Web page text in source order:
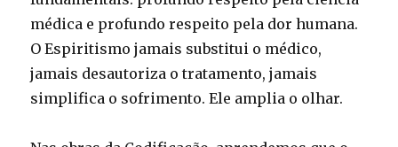
médica e profundo respeito pela dor humana.
O Espiritismo jamais substitui o médico,
jamais desautoriza o tratamento, jamais
simplifica o sofrimento. Ele amplia o olhar.